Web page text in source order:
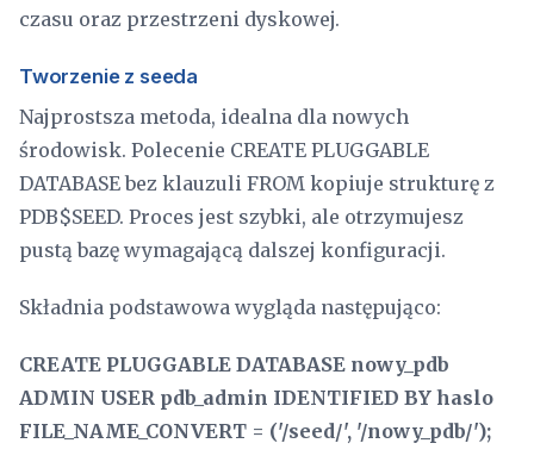
czasu oraz przestrzeni dyskowej.
Tworzenie z seeda
Najprostsza metoda, idealna dla nowych
środowisk. Polecenie CREATE PLUGGABLE
DATABASE bez klauzuli FROM kopiuje strukturę z
PDB$SEED. Proces jest szybki, ale otrzymujesz
pustą bazę wymagającą dalszej konfiguracji.
Składnia podstawowa wygląda następująco:
CREATE PLUGGABLE DATABASE nowy_pdb
ADMIN USER pdb_admin IDENTIFIED BY haslo
FILE_NAME_CONVERT = ('/seed/', '/nowy_pdb/');